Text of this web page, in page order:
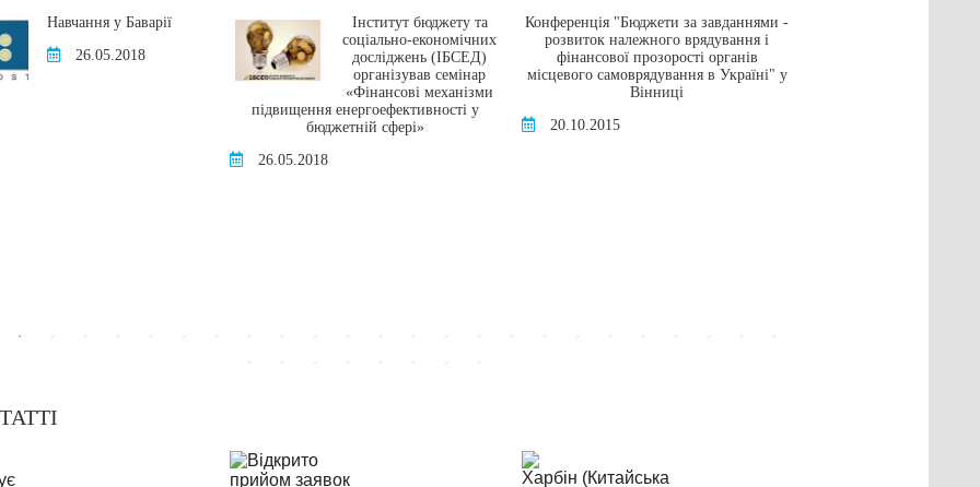
Навчання у Баварії
26.05.2018
Інститут бюджету та
соціально-економічних
досліджень (ІБСЕД)
організував семінар
«Фінансові механізми
підвищення енергоефективності у
бюджетній сфері»
26.05.2018
Конференція "Бюджети за завданнями -
розвиток належного врядування і
фінансової прозорості органів
місцевого самоврядування в Україні" у
Вінниці
20.10.2015